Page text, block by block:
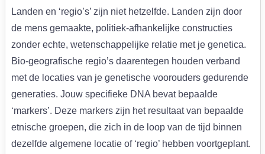
Landen en ‘regio’s’ zijn niet hetzelfde. Landen zijn door
de mens gemaakte, politiek-afhankelijke constructies
zonder echte, wetenschappelijke relatie met je genetica.
Bio-geografische regio’s daarentegen houden verband
met de locaties van je genetische voorouders gedurende
generaties. Jouw specifieke DNA bevat bepaalde
‘markers’. Deze markers zijn het resultaat van bepaalde
etnische groepen, die zich in de loop van de tijd binnen
dezelfde algemene locatie of ‘regio’ hebben voortgeplant.